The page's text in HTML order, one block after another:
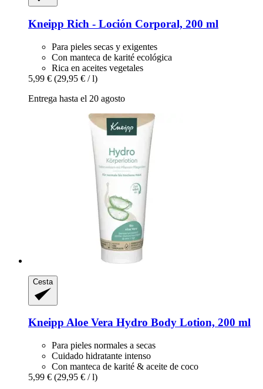
Kneipp Rich -​ Loción Corporal, 200 ml
Para pieles secas y exigentes
Con manteca de karité ecológica
Rica en aceites vegetales
5,99 € (29,95 € / l)
Entrega hasta el 20 agosto
Cesta
Kneipp Aloe Vera Hydro Body Lotion, 200 ml
Para pieles normales a secas
Cuidado hidratante intenso
Con manteca de karité & aceite de coco
5,99 € (29,95 € / l)